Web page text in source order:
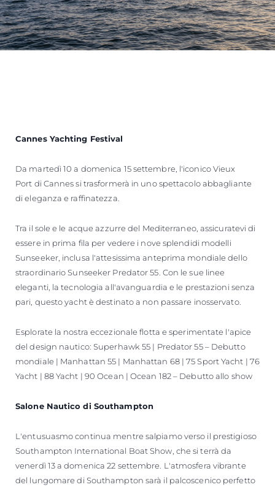
Cannes Yachting Festival
Da martedì 10 a domenica 15 settembre, l'iconico Vieux
Port di Cannes si trasformerà in uno spettacolo abbagliante
di eleganza e raffinatezza.
Tra il sole e le acque azzurre del Mediterraneo, assicuratevi di
essere in prima fila per vedere i nove splendidi modelli
Sunseeker, inclusa l'attesissima anteprima mondiale dello
straordinario Sunseeker Predator 55. Con le sue linee
eleganti, la tecnologia all'avanguardia e le prestazioni senza
pari, questo yacht è destinato a non passare inosservato.
Esplorate la nostra eccezionale flotta e sperimentate l'apice
del design nautico: Superhawk 55 | Predator 55 – Debutto
mondiale | Manhattan 55 | Manhattan 68 | 75 Sport Yacht | 76
Yacht | 88 Yacht | 90 Ocean | Ocean 182 – Debutto allo show
Salone Nautico di Southampton
L'entusuasmo continua mentre salpiamo verso il prestigioso
Southampton International Boat Show, che si terrà da
venerdì 13 a domenica 22 settembre. L'atmosfera vibrante
del lungomare di Southampton sarà il palcoscenico perfetto